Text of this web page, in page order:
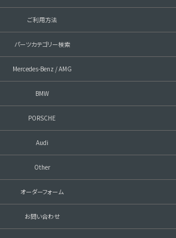
ご利用方法
パーツカテゴリー検索
Mercedes-Benz / AMG
BMW
PORSCHE
Audi
Other
オーダーフォーム
お問い合わせ